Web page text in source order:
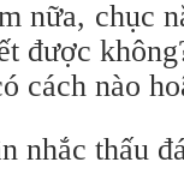
nữa, chục
được
cách nào
nhắc thấu